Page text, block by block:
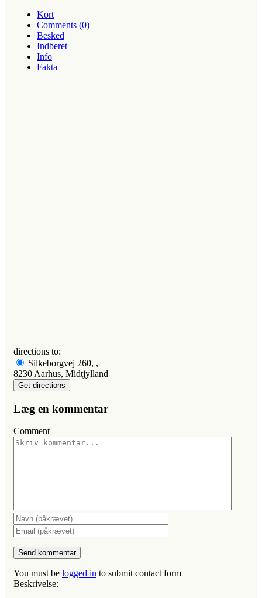
Kort
Comments (0)
Besked
Indberet
Info
Fakta
directions to:
Silkeborgvej 260, ,
8230 Aarhus, Midtjylland
Læg en kommentar
Comment
You must be logged in to submit contact form
Beskrivelse: